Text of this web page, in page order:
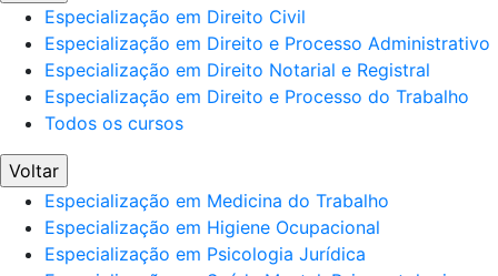
Especialização em Direito Civil
Especialização em Direito e Processo Administrativo
Especialização em Direito Notarial e Registral
Especialização em Direito e Processo do Trabalho
Todos os cursos
Voltar
Especialização em Medicina do Trabalho
Especialização em Higiene Ocupacional
Especialização em Psicologia Jurídica